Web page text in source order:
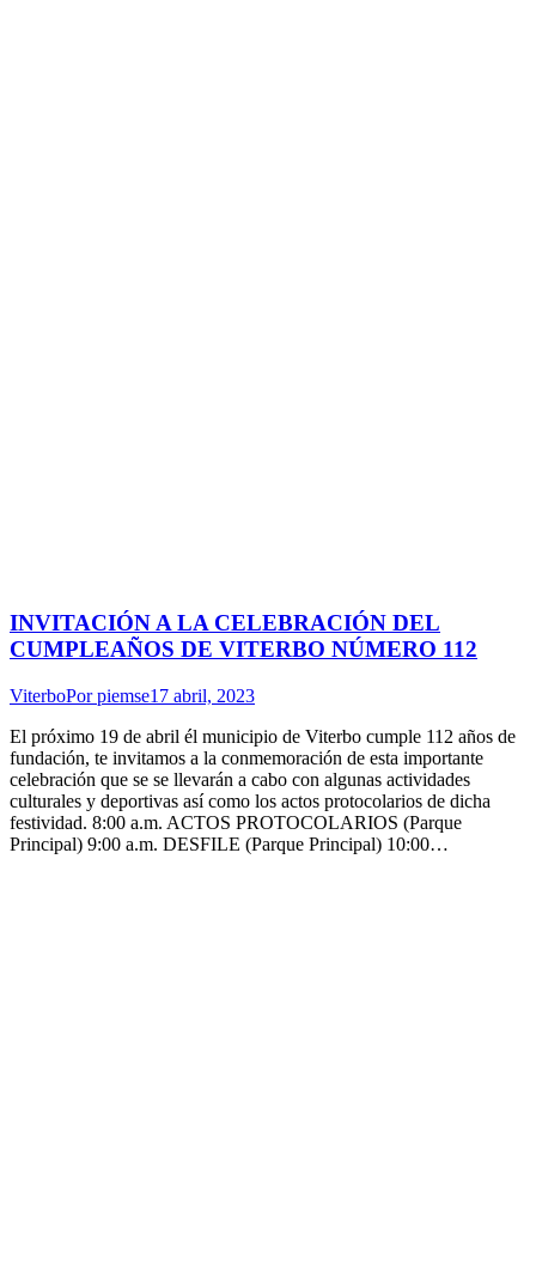
INVITACIÓN A LA CELEBRACIÓN DEL
CUMPLEAÑOS DE VITERBO NÚMERO 112
ViterboPorpiemse17 abril, 2023
El próximo 19 de abril él municipio de Viterbo cumple 112 años de
fundación, te invitamos a la conmemoración de esta importante
celebración que se se llevarán a cabo con algunas actividades
culturales y deportivas así como los actos protocolarios de dicha
festividad. 8:00 a.m. ACTOS PROTOCOLARIOS (Parque
Principal) 9:00 a.m. DESFILE (Parque Principal) 10:00…